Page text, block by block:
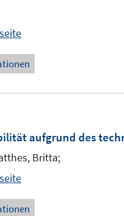
aufgrund des
Britta;